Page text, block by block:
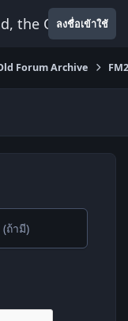
the Onlyลงชื่อเข้าใช้
Forum Archive
ถ้ามี)